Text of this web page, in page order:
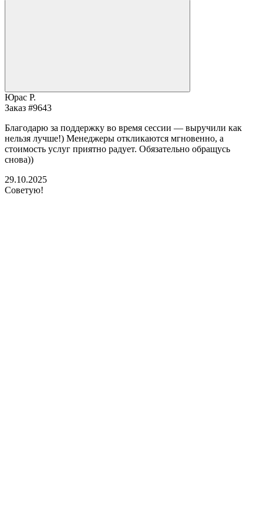
Юрас Р.
Заказ #9643
Благодарю за поддержку во время сессии — выручили как
нельзя лучше!) Менеджеры откликаются мгновенно, а
стоимость услуг приятно радует. Обязательно обращусь
снова))
29.10.2025
Советую!